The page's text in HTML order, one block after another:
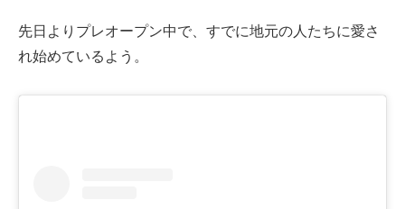
先日よりプレオープン中で、すでに地元の人たちに愛さ
れ始めているよう。